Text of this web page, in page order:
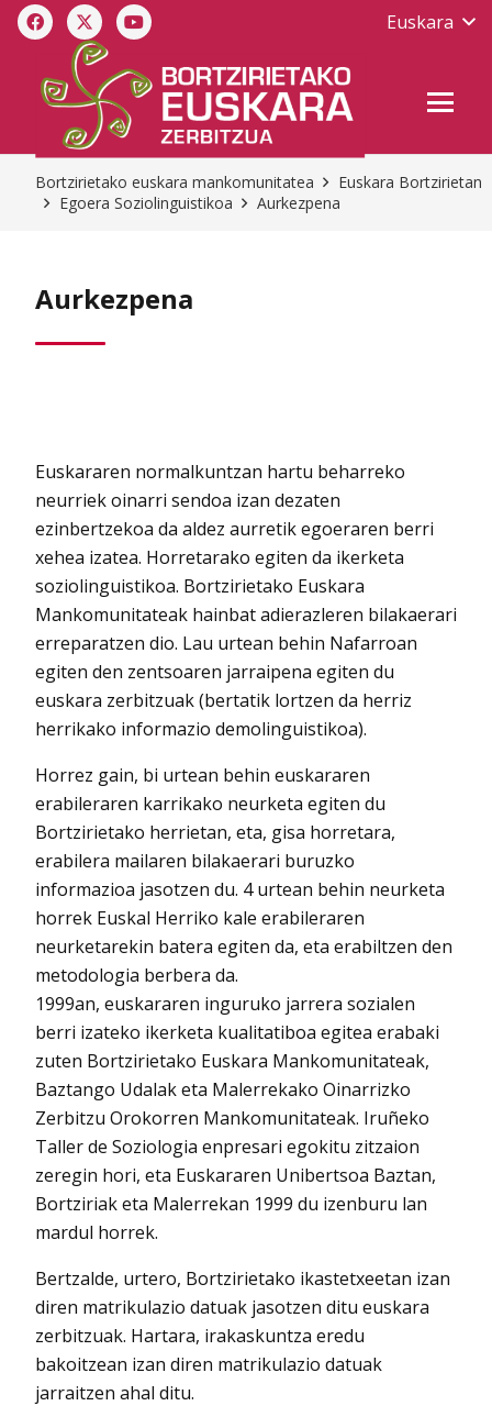
Euskara
Bortzirietako euskara mankomunitatea
Euskara Bortzirietan
Egoera Soziolinguistikoa
Aurkezpena
Aurkezpena
Euskararen normalkuntzan hartu beharreko
neurriek oinarri sendoa izan dezaten
ezinbertzekoa da aldez aurretik egoeraren berri
xehea izatea. Horretarako egiten da ikerketa
soziolinguistikoa. Bortzirietako Euskara
Mankomunitateak hainbat adierazleren bilakaerari
erreparatzen dio. Lau urtean behin Nafarroan
egiten den zentsoaren jarraipena egiten du
euskara zerbitzuak (bertatik lortzen da herriz
herrikako informazio demolinguistikoa).
Horrez gain, bi urtean behin euskararen
erabileraren karrikako neurketa egiten du
Bortzirietako herrietan, eta, gisa horretara,
erabilera mailaren bilakaerari buruzko
informazioa jasotzen du. 4 urtean behin neurketa
horrek Euskal Herriko kale erabileraren
neurketarekin batera egiten da, eta erabiltzen den
metodologia berbera da.
1999an, euskararen inguruko jarrera sozialen
berri izateko ikerketa kualitatiboa egitea erabaki
zuten Bortzirietako Euskara Mankomunitateak,
Baztango Udalak eta Malerrekako Oinarrizko
Zerbitzu Orokorren Mankomunitateak. Iruñeko
Taller de Soziologia enpresari egokitu zitzaion
zeregin hori, eta Euskararen Unibertsoa Baztan,
Bortziriak eta Malerrekan 1999 du izenburu lan
mardul horrek.
Bertzalde, urtero, Bortzirietako ikastetxeetan izan
diren matrikulazio datuak jasotzen ditu euskara
zerbitzuak. Hartara, irakaskuntza eredu
bakoitzean izan diren matrikulazio datuak
jarraitzen ahal ditu.